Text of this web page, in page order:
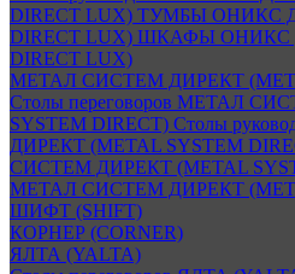
DIRECT LUX) ТУМБЫ ОНИКС
DIRECT LUX) ШКАФЫ ОНИКС
DIRECT LUX)
МЕТАЛ СИСТЕМ ДИРЕКТ
Столы переговоров МЕТАЛ
SYSTEM DIRECT) Столы
ДИРЕКТ (METAL SYSTEM
СИСТЕМ ДИРЕКТ (METAL
МЕТАЛ СИСТЕМ ДИРЕКТ
ШИФТ (SHIFT)
КОРНЕР (CORNER)
ЯЛТА (YALTA)